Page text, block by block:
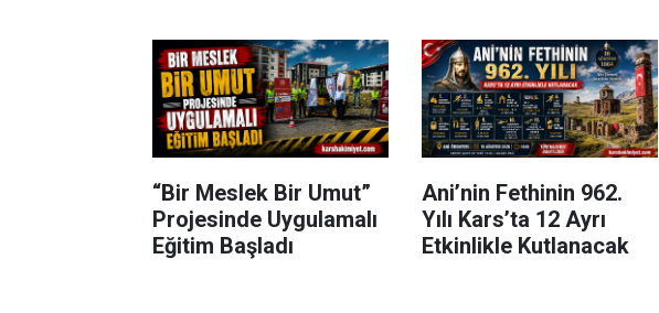
“Bir Meslek Bir Umut”
Projesinde Uygulamalı
Eğitim Başladı
Ani’nin Fethinin 962.
Yılı Kars’ta 12 Ayrı
Etkinlikle Kutlanacak